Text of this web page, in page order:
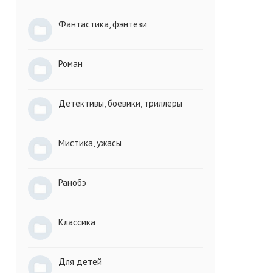
Фантастика, фэнтези
Роман
Детективы, боевики, триллеры
Мистика, ужасы
Ранобэ
Классика
Для детей